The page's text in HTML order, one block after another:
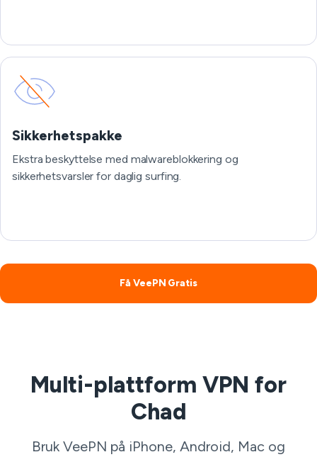
Sikkerhetspakke
Ekstra beskyttelse med malwareblokkering og
sikkerhetsvarsler for daglig surfing.
Få VeePN Gratis
Multi-plattform VPN for
Chad
Bruk VeePN på iPhone, Android, Mac og